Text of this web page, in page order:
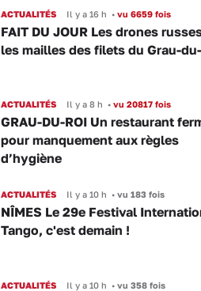
ACTUALITÉS Il y a 16 h •vu 6659 fois
FAIT DU JOUR Les drones
les mailles des filets du Grau-
ACTUALITÉS Il y a 8 h •vu 20817 fois
GRAU-DU-ROI Un restaurant
pour manquement aux règles
d’hygiène
ACTUALITÉS Il y a 10 h •vu 183 fois
NÎMES Le 29e Festival
Tango, c'est demain !
ACTUALITÉS Il y a 10 h •vu 358 fois